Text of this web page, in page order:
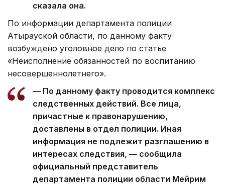
сказала она.
По информации департамента полиции
Атырауской области, по данному факту
возбуждено уголовное дело по статье
«Неисполнение обязанностей по воспитанию
несовершеннолетнего».
— По данному факту проводится комплекс
следственных действий. Все лица,
причастные к правонарушению,
доставлены в отдел полиции. Иная
информация не подлежит разглашению в
интересах следствия, — сообщила
официальный представитель
департамента полиции области Мейрим